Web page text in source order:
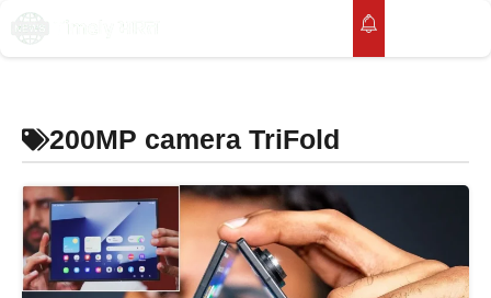
Skip
200MP camera TriFold